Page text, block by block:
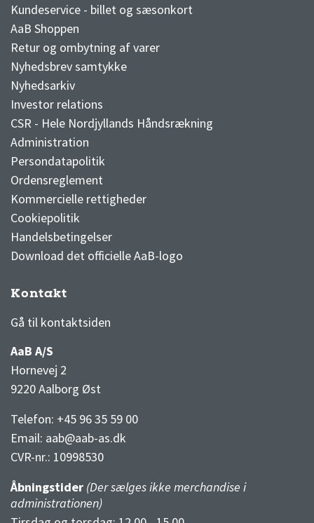
Kundeservice - billet og sæsonkort
AaB Shoppen
Retur og ombytning af varer
Nyhedsbrev samtykke
Nyhedsarkiv
Investor relations
CSR - Hele Nordjyllands Håndsrækning
Administration
Persondatapolitik
Ordensreglement
Kommercielle rettigheder
Cookiepolitik
Handelsbetingelser
Download det officielle AaB-logo
Kontakt
Gå til kontaktsiden
AaB A/S
Hornevej 2
9220 Aalborg Øst
Telefon: +45 96 35 59 00
Email: aab@aab-as.dk
CVR-nr.: 10998530
Åbningstider (Der sælges ikke merchandise i
administrationen)